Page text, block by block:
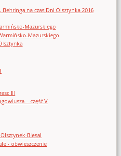
Behringa na czas Dni Olsztynka 2016
Mazurskiego
Mazurskiego
III
– część V
Biesal
- obwieszczenie